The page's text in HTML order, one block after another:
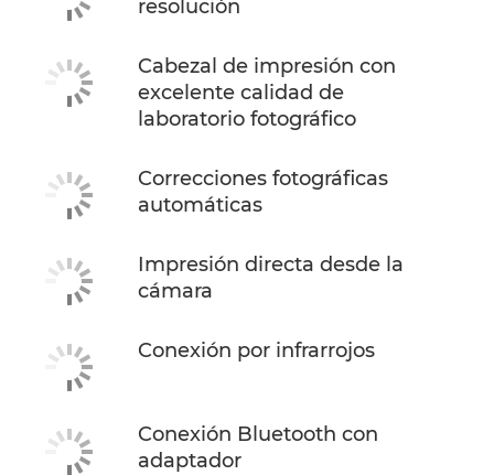
resolución
Cabezal de impresión con
excelente calidad de
laboratorio fotográfico
Correcciones fotográficas
automáticas
Impresión directa desde la
cámara
Conexión por infrarrojos
Conexión Bluetooth con
adaptador